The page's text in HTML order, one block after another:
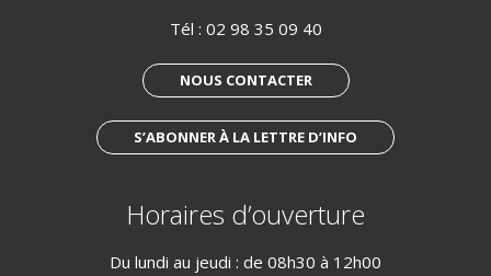
Tél : 02 98 35 09 40
NOUS CONTACTER
S’ABONNER À LA LETTRE D’INFO
Horaires d’ouverture
Du lundi au jeudi : de 08h30 à 12h00